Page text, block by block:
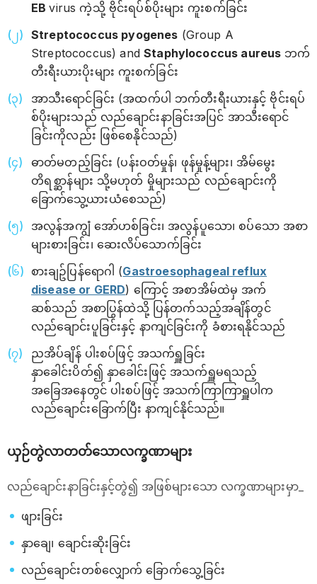
EBvirus ကဲ့သို့ ဗိုင်းရပ်စ်ပိုးများ ကူးစက်ခြင်း
Streptococcus pyogenes (Group A
Streptococcus) andStaphylococcus aureus ဘက်
တီးရီးယားပိုးများ ကူးစက်ခြင်း
အာသီးရောင်ခြင်း (အထက်ပါ ဘက်တီးရီးယားနှင့် ဗိုင်းရပ်
စ်ပိုးများသည် လည်ချောင်းနာခြင်းအပြင် အာသီးရောင်
ခြင်းကိုလည်း ဖြစ်စေနိုင်သည်)
ဓာတ်မတည့်ခြင်း (ပန်းဝတ်မှုန်၊ ဖုန်မှုန့်များ၊ အိမ်မွေး
တိရစ္ဆာန်များ သို့မဟုတ် မှိုများသည် လည်ချောင်းကို
ခြောက်သွေ့ယားယံစေသည်)
အလွန်အကျွံ အော်ဟစ်ခြင်း၊ အလွန်ပူသော၊ စပ်သော အစာ
များစားခြင်း၊ ဆေးလိပ်သောက်ခြင်း
စားချဥ်ပြန်ရောဂါ (Gastroesophageal reflux
disease or GERD) ကြောင့် အစာအိမ်ထဲမှ အက်
ဆစ်သည် အစာပြွန်ထဲသို့ ပြန်တက်သည့်အချိန်တွင်
လည်ချောင်းပူခြင်းနှင့် နာကျင်ခြင်းကို ခံစားရနိုင်သည်
ညအိပ်ချိန် ပါးစပ်ဖြင့် အသက်ရှူခြင်း
နှာခေါင်းပိတ်၍ နှာခေါင်းဖြင့် အသက်ရှူမရသည့်
အခြေအနေတွင် ပါးစပ်ဖြင့် အသက်ကြာကြာရှူပါက
လည်ချောင်းခြောက်ပြီး နာကျင်နိုင်သည်။
ယှဉ်တွဲလာတတ်သောလက္ခဏာများ
လည်ချောင်းနာခြင်းနှင့်တွဲ၍ အဖြစ်များသော လက္ခဏာများမှာ_
ဖျားခြင်း
နှာချေ၊ ချောင်းဆိုးခြင်း
လည်ချောင်းတစ်လျှောက် ခြောက်သွေ့ခြင်း